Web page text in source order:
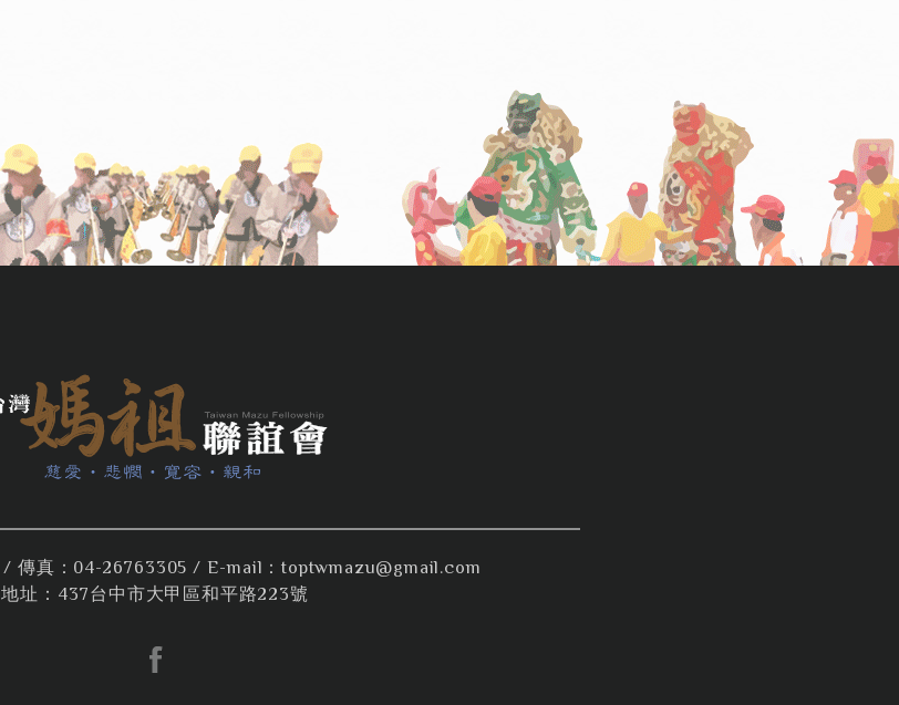
/ 傳真：04-26763305 / E-mail：toptwmazu@gmail.com
地址：437台中市大甲區和平路223號